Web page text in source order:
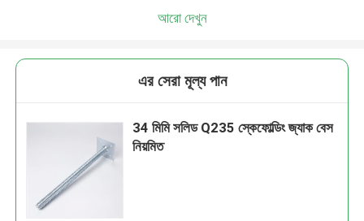
আরো দেখুন
এর সেরা মূল্য পান
34 মিমি সলিড Q235 স্কেফোল্ডিং জ্যাক বেস
নিয়মিত